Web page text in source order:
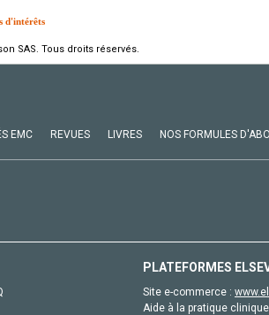
d'intérêts
SAS. Tous droits réservés.
EMC REVUES LIVRES NOS FORMULES
PLATEFORMES
Site e-commerce :
Aide à la pratique